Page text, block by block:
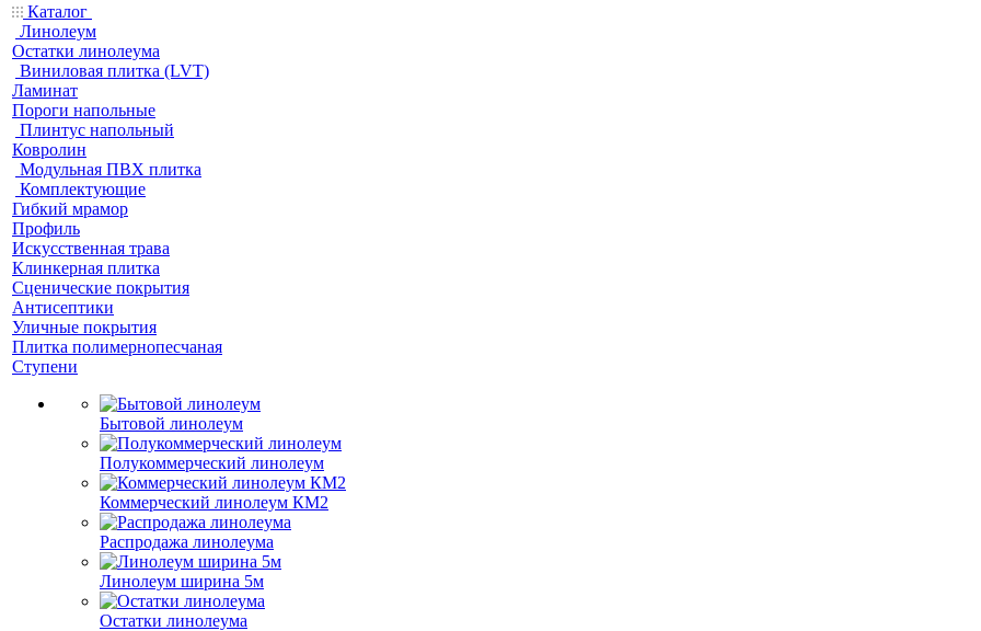
Каталог
Линолеум
Остатки линолеума
Виниловая плитка (LVT)
Ламинат
Пороги напольные
Плинтус напольный
Ковролин
Модульная ПВХ плитка
Комплектующие
Гибкий мрамор
Профиль
Искусственная трава
Клинкерная плитка
Сценические покрытия
Антисептики
Уличные покрытия
Плитка полимернопесчаная
Ступени
Бытовой линолеум
Полукоммерческий линолеум
Коммерческий линолеум КМ2
Распродажа линолеума
Линолеум ширина 5м
Остатки линолеума